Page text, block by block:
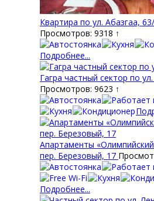
Квартира по ул. Абазгаа,
Просмотров: 9318 ↑
Подробнее...
Гагра частный сектор по
Просмотров: 9623 ↑
Апартаменты
пер. Березовый, 17
Подробнее...